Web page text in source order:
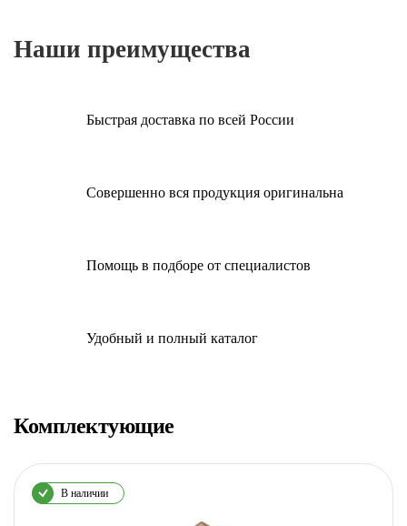
Наши преимущества
Быстрая доставка по всей России
Совершенно вся продукция оригинальна
Помощь в подборе от специалистов
Удобный и полный каталог
Комплектующие
В наличии